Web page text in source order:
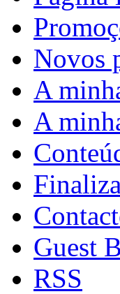
Novos
A
A
Guest
RSS